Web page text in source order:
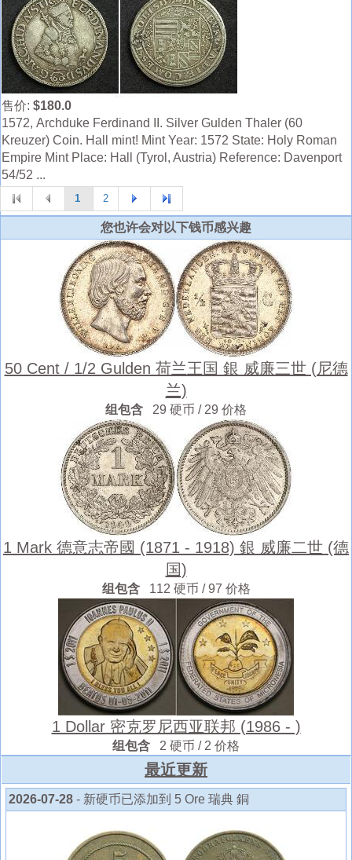
售价: $180.0
1572, Archduke Ferdinand II. Silver Gulden Thaler (60
Kreuzer) Coin. Hall mint! Mint Year: 1572 State: Holy Roman
Empire Mint Place: Hall (Tyrol, Austria) Reference: Davenport
54/52 ...
1 2
您也许会对以下钱币感兴趣
50 Cent / 1/2 Gulden 荷兰王国 銀 威廉三世 (尼德
兰)
组包含 29 硬币 / 29 价格
1 Mark 德意志帝國 (1871 - 1918) 銀 威廉二世 (德
国)
组包含 112 硬币 / 97 价格
1 Dollar 密克罗尼西亚联邦 (1986 - )
组包含 2 硬币 / 2 价格
最近更新
2026-07-28 - 新硬币已添加到 5 Ore 瑞典 銅